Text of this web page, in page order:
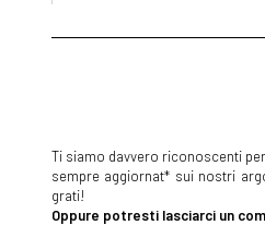
[04]Paulina e l'Acqua
Dicembre 2021
Ti siamo davvero riconoscenti
sempre aggiornat* sui nostri
grati!
Oppure potresti lasciarci un